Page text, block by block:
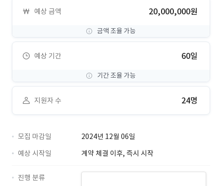
예상 금액 20,000,000원
금액 조율 가능
예상 기간 60일
기간 조율 가능
지원자 수 24명
모집 마감일
2024년 12월 06일
예상 시작일
계약 체결 이후, 즉시 시작
진행 분류